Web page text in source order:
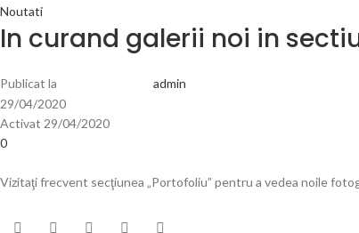
Noutati
In curand galerii noi in
Publicat la
admin
29/04/2020
Activat 29/04/2020
0
Vizitaţi frecvent secţiunea „Portofoliu” pentru a vedea noile